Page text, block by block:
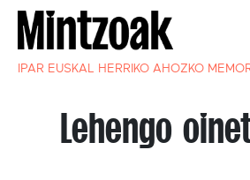
IPAR EUSKAL HERRIKO AHOZKO
Lehengo